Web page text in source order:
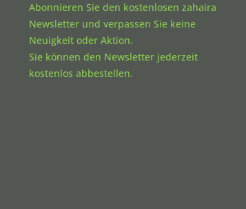
Abonnieren Sie den kostenlosen zahaira
Newsletter und verpassen Sie keine
Neuigkeit oder Aktion.
Sie können den Newsletter jederzeit
kostenlos abbestellen.